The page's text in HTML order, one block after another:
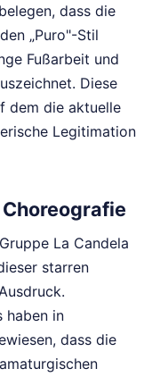
dass die
„Puro"-Stil
Fußarbeit und
Diese
dem die aktuelle
Legitimation
La Candela
starren
haben in
dass die